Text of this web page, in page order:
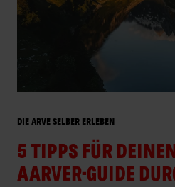
DIE ARVE SELBER ERLEBEN
5 TIPPS FÜR
AARVER-GUIDE